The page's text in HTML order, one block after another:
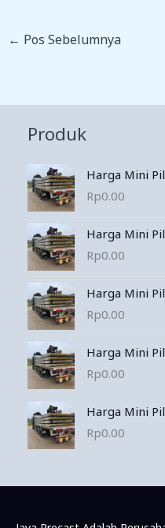
← Pos Sebelumnya
Produk
Harga Mini
Rp0.00
Harga Mini
Rp0.00
Harga Mini
Rp0.00
Harga Mini
Rp0.00
Harga Mini
Rp0.00